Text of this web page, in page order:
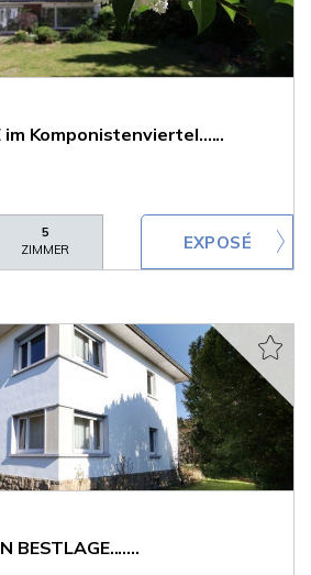
im Komponistenviertel......
5
ZIMMER
BESTLAGE.......